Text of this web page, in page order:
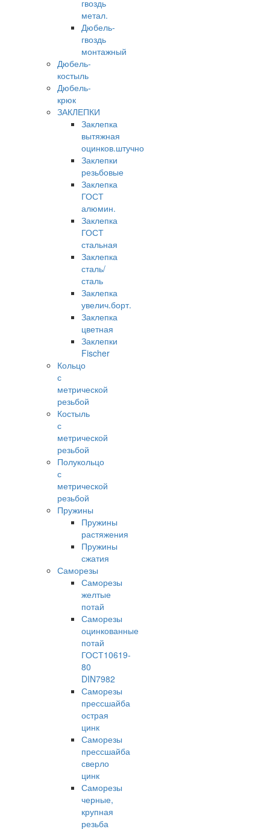
гвоздь
метал.
Дюбель-
гвоздь
монтажный
Дюбель-
костыль
Дюбель-
крюк
ЗАКЛЕПКИ
Заклепка
вытяжная
оцинков.штучно
Заклепки
резьбовые
Заклепка
ГОСТ
алюмин.
Заклепка
ГОСТ
стальная
Заклепка
сталь/
сталь
Заклепка
увелич.борт.
Заклепка
цветная
Заклепки
Fischer
Кольцо
с
метрической
резьбой
Костыль
с
метрической
резьбой
Полукольцо
с
метрической
резьбой
Пружины
Пружины
растяжения
Пружины
сжатия
Саморезы
Саморезы
желтые
потай
Саморезы
оцинкованные
потай
ГОСТ10619-
80
DIN7982
Саморезы
прессшайба
острая
цинк
Саморезы
прессшайба
сверло
цинк
Саморезы
черные,
крупная
резьба